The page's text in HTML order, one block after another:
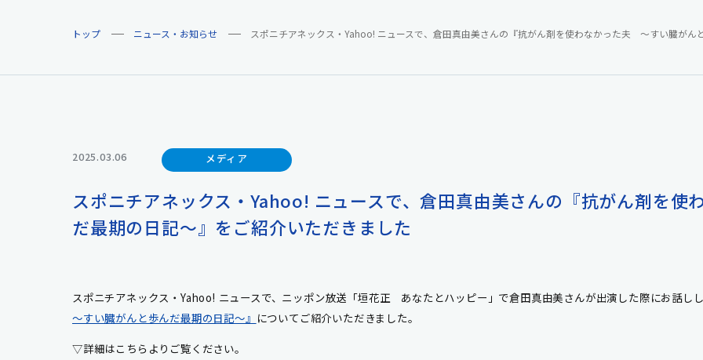
トップ ニュース・お知らせ スポニチアネックス・Yahoo! ニュースで、倉田真由美さんの『抗がん剤を使わなかった夫 ～すい臓がん
2025.03.06 メディア
スポニチアネックス・Yahoo! ニュースで、倉田真由美さんの『抗がん剤を
だ最期の日記～』をご紹介いただきました
スポニチアネックス・Yahoo! ニュースで、ニッポン放送「垣花正 あなたとハッピー」で倉田真由美さんが出演した際にお話し
～すい臓がんと歩んだ最期の日記～』 についてご紹介いただきました。
▽詳細はこちらよりご覧ください。